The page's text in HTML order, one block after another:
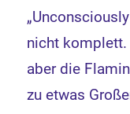
nicht
aber die
zu etwas